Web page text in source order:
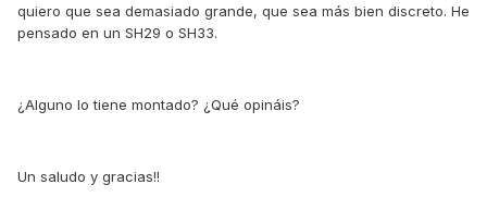
quiero que sea demasiado grande, que sea más bien discreto. He
pensado en un SH29 o SH33.
¿Alguno lo tiene montado? ¿Qué opináis?
Un saludo y gracias!!